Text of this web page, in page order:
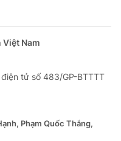
Nam
tử số 483/GP-BTTTT
Phạm Quốc Thắng,